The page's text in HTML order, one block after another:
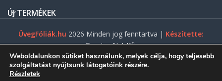
ÚJ TERMÉKEK
ÜvegFóliák.hu 2026 Minden jog fenntartva | Készítette:
Gasztro Net Kft.
Weboldalunkon sütiket használunk, melyek célja, hogy teljesebb
szolgáltatást nyújtsunk látogatóink részére.
Részletek